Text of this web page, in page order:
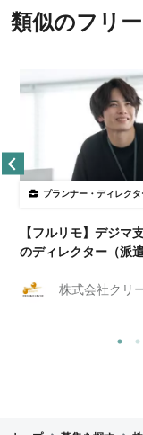
類似のフリ
プランナー・ディレクタ
【フルリモ】デジマ
のディレクター（派遣
株式会社クリ